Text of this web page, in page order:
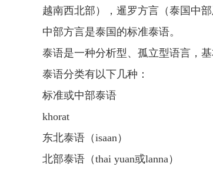
越南西北部），暹罗方言（泰国中
中部方言是泰国的标准泰语。
泰语是一种分析型、孤立型语言，
泰语分类有以下几种：
标准或中部泰语
khorat
东北泰语（isaan）
北部泰语（thai yuan或lanna）